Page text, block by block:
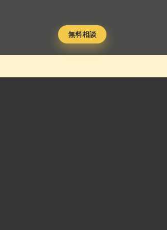
無料相談